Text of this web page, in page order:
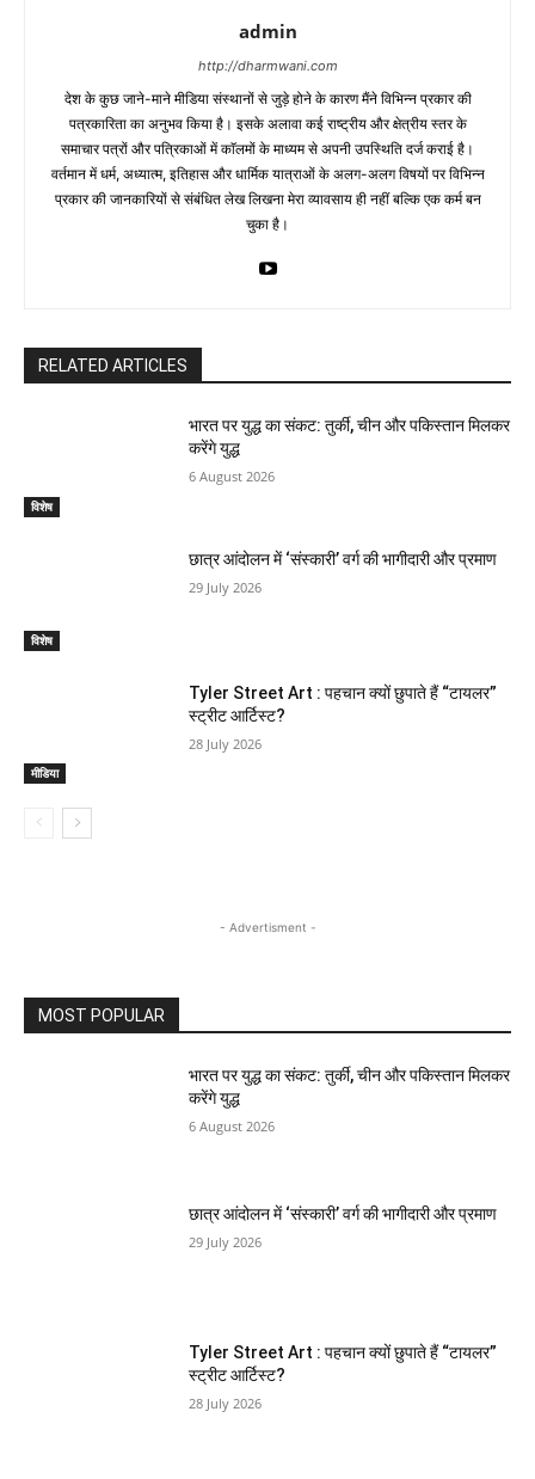
admin
http://dharmwani.com
देश के कुछ जाने-माने मीडिया संस्थानों से जुड़े होने के कारण मैंने विभिन्न प्रकार की
पत्रकारिता का अनुभव किया है। इसके अलावा कई राष्ट्रीय और क्षेत्रीय स्तर के
समाचार पत्रों और पत्रिकाओं में काॅलमों के माध्यम से अपनी उपस्थिति दर्ज कराई है।
वर्तमान में धर्म, अध्यात्म, इतिहास और धार्मिक यात्राओं के अलग-अलग विषयों पर विभिन्न
प्रकार की जानकारियों से संबंधित लेख लिखना मेरा व्यावसाय ही नहीं बल्कि एक कर्म बन
चुका है।
RELATED ARTICLES
विशेष
भारत पर युद्ध का संकट: तुर्की, चीन और पकिस्तान मिलकर
करेंगे युद्ध
6 August 2026
विशेष
छात्र आंदोलन में ‘संस्कारी’ वर्ग की भागीदारी और प्रमाण
29 July 2026
मीडिया
Tyler Street Art : पहचान क्यों छुपाते हैं “टायलर”
स्ट्रीट आर्टिस्ट?
28 July 2026
- Advertisment -
MOST POPULAR
भारत पर युद्ध का संकट: तुर्की, चीन और पकिस्तान मिलकर
करेंगे युद्ध
6 August 2026
छात्र आंदोलन में ‘संस्कारी’ वर्ग की भागीदारी और प्रमाण
29 July 2026
Tyler Street Art : पहचान क्यों छुपाते हैं “टायलर”
स्ट्रीट आर्टिस्ट?
28 July 2026